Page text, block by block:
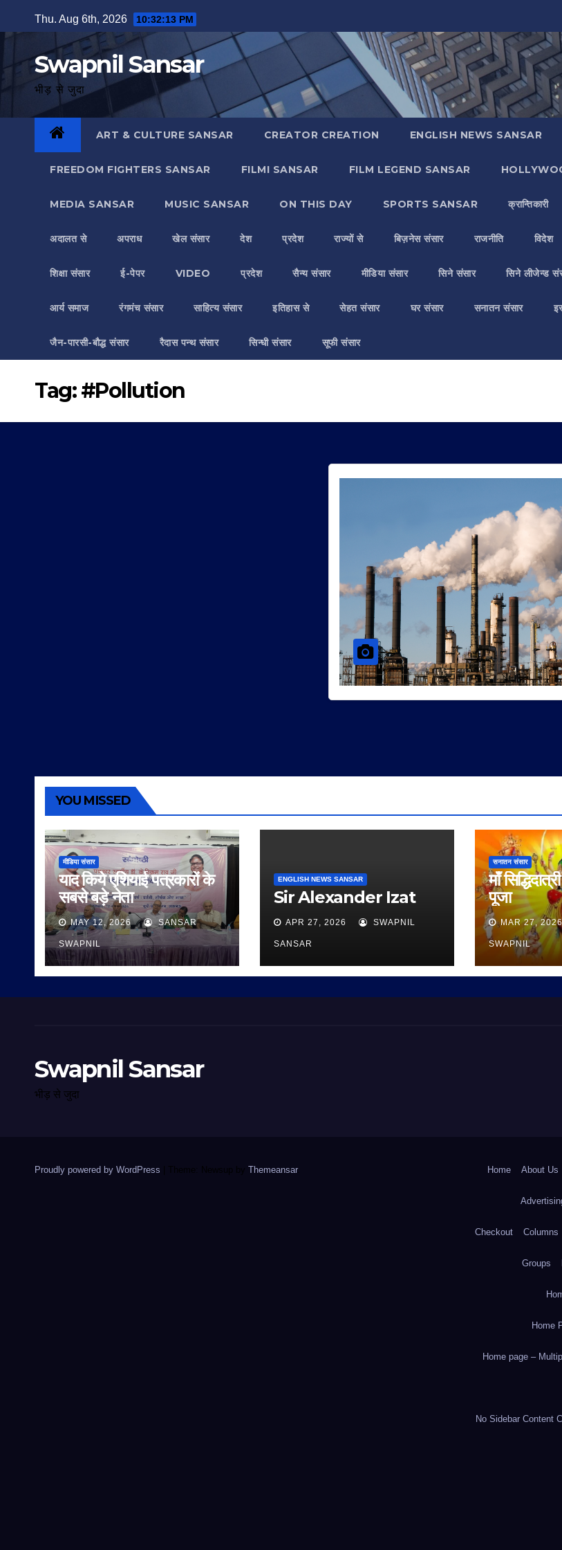
to
Thu. Aug 6th, 2026 10:32:13 PM
Swapnil Sansar
भीड़ से जुदा
ART & CULTURE SANSAR CREATOR CREATION ENGLISH NEWS SANSAR
FREEDOM FIGHTERS SANSAR FILMI SANSAR FILM LEGEND SANSAR
MEDIA SANSAR MUSIC SANSAR ON THIS DAY SPORTS SANSAR क्रान्तिकारी
अदालत से अपराध खेल संसार देश प्रदेश राज्यों से बिज़नेस संसार राजनीति विदेश
शिक्षा संसार ई-पेपर VIDEO प्रदेश सैन्य संसार मीडिया संसार सिने संसार सिने लीजेन्ड
आर्य समाज रंगमंच संसार साहित्य संसार इतिहास से सेहत संसार घर संसार सनातन संसार
जैन-पारसी-बौद्ध संसार रैदास पन्थ संसार सिन्धी संसार सूफी संसार
Tag:#Pollution
YOU MISSED
मीडिया संसार
याद किये एशियाई पत्रकारों के
सबसे बड़े नेता
MAY 12, 2026 SANSAR
SWAPNIL
ENGLISH NEWS SANSAR
Sir Alexander Izat
APR 27, 2026 SWAPNIL
SANSAR
सनातन संसार
माँ
पूजा
MAR 27, 2026
SWAPNIL
Swapnil Sansar
भीड़ से जुदा
Proudly powered by WordPress Theme: Newsup by Themeansar. Home About Us
Checkout Columns
Groups
Home
Home page –
No Sidebar Content